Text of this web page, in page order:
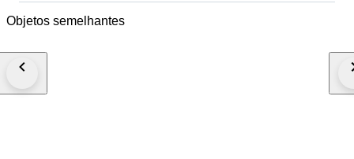
Objetos semelhantes